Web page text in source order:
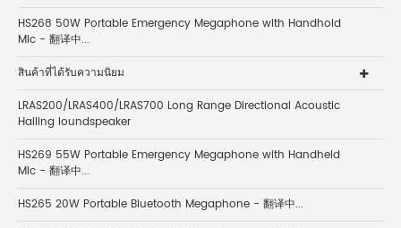
HS268 50W Portable Emergency Megaphone with Handhold
Mic - 翻译中...
สินค้าที่ได้รับความนิยม
LRAS200/LRAS400/LRAS700 Long Range Directional Acoustic
Hailing loundspeaker
HS269 55W Portable Emergency Megaphone with Handheld
Mic - 翻译中...
HS265 20W Portable Bluetooth Megaphone - 翻译中...